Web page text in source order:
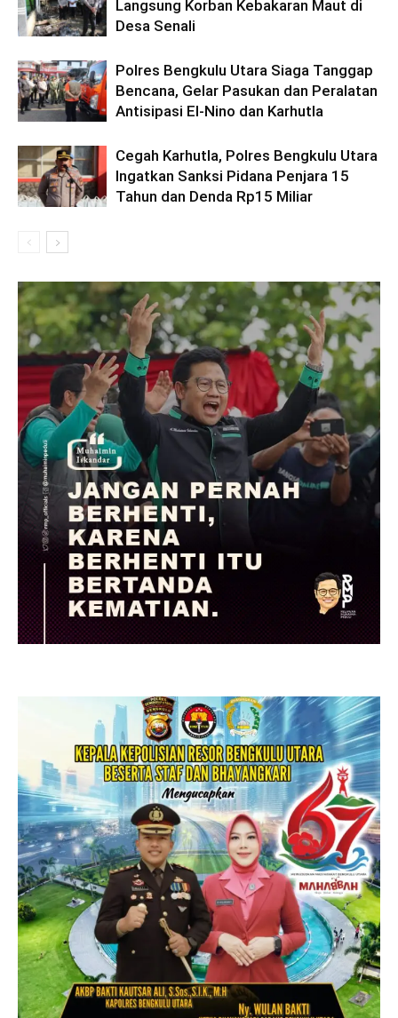
Langsung Korban Kebakaran Maut di
Desa Senali
Polres Bengkulu Utara Siaga Tanggap
Bencana, Gelar Pasukan dan Peralatan
Antisipasi El-Nino dan Karhutla
Cegah Karhutla, Polres Bengkulu Utara
Ingatkan Sanksi Pidana Penjara 15
Tahun dan Denda Rp15 Miliar